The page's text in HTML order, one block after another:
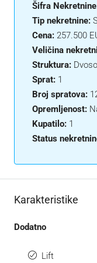
Šifra
Tip nekretnine:
Cena: 257.500
Veličina
Struktura:
Sprat: 1
Broj spratova:
Opremljenost:
Kupatilo: 1
Status
Karakteristike
Dodatno
Lift